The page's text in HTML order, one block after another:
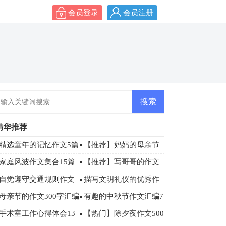
会员登录 会员注册
华推荐
选童年的记忆作文5篇 【推荐】妈妈的母亲节
作文汇编六篇
庭风波作文集合15篇 【推荐】写哥哥的作文
300字合集5篇
觉遵守交通规则作文
字
描写文明礼仪的优秀作
文（精选34篇）
亲节的作文300字汇编
篇
有趣的中秋节作文汇编7
篇
术室工作心得体会13 【热门】除夕夜作文500